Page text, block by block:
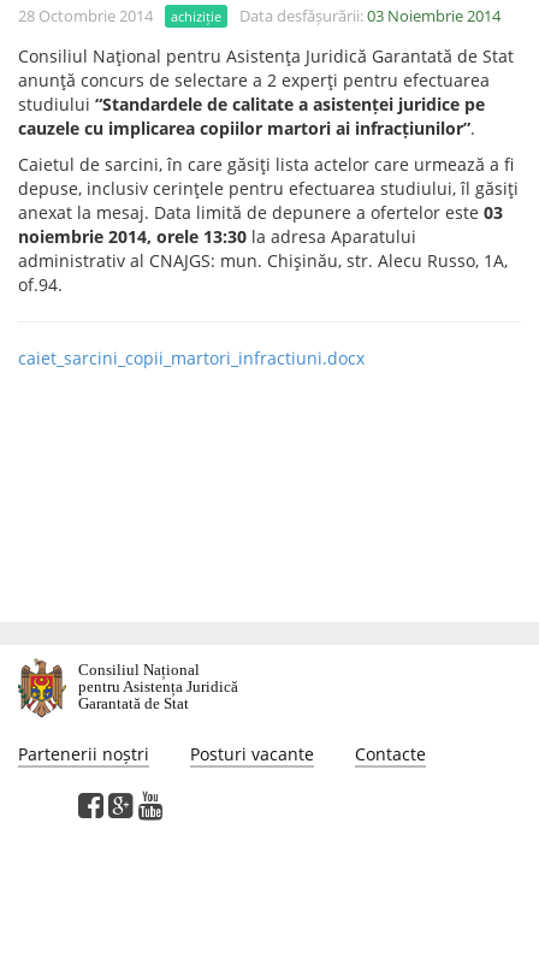
28 Octombrie 2014 achiziție Data desfășurării:03 Noiembrie 2014
Consiliul Naţional pentru Asistenţa Juridică Garantată de Stat
anunţă concurs de selectare a 2 experţi pentru efectuarea
studiului “Standardele de calitate a asistenței juridice pe
cauzele cu implicarea copiilor martori ai infracțiunilor”.
Caietul de sarcini, în care găsiţi lista actelor care urmează a fi
depuse, inclusiv cerinţele pentru efectuarea studiului, îl găsiţi
anexat la mesaj. Data limită de depunere a ofertelor este 03
noiembrie 2014, orele 13:30 la adresa Aparatului
administrativ al CNAJGS: mun. Chişinău, str. Alecu Russo, 1A,
of.94.
caiet_sarcini_copii_martori_infractiuni.docx
Consiliul Național
pentru Asistența Juridică
Garantată de Stat
Partenerii noștri Posturi vacante Contacte